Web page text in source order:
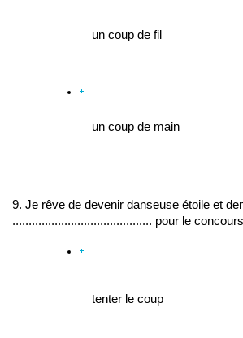
un coup de fil
un coup de main
9. Je rêve de devenir danseuse étoile et
........................................... pour le
tenter le coup